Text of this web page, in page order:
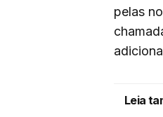
pelas
Leia